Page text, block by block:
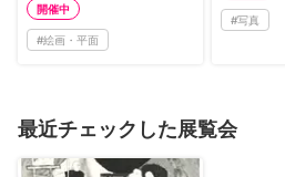
開催中
#絵画・平面
#写真
最近チェックした展覧会